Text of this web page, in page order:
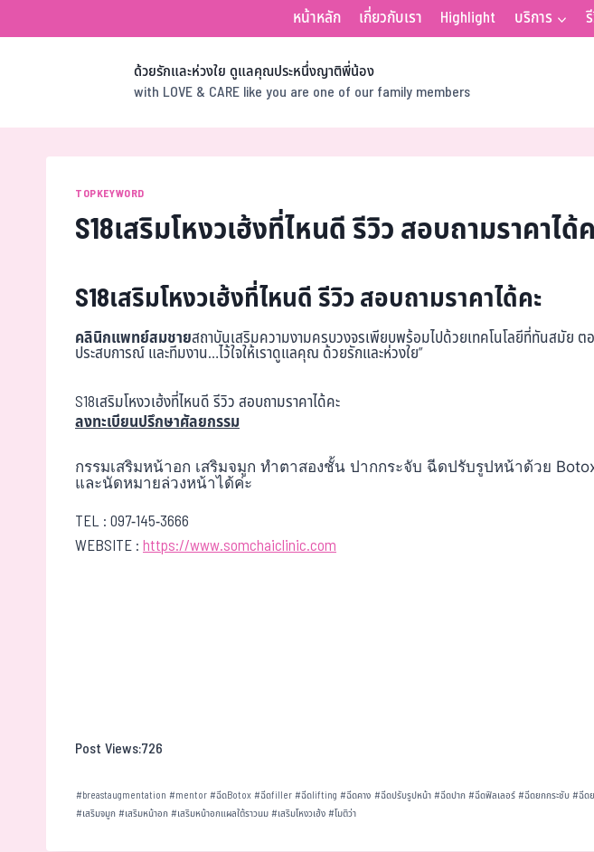
หน้าหลัก เกี่ยวกับเรา Highlight บริการ
ด้วยรักและห่วงใย ดูแลคุณประหนึ่งญาติพี่น้อง
with LOVE & CARE like you are one of our family members
TOPKEYWORD
S18เสริมโหงวเฮ้งที่ไหนดี รีวิว สอบถามราคาได้
S18เสริมโหงวเฮ้งที่ไหนดี รีวิว สอบถามราคาได้คะ
คลินิกแพทย์สมชายสถาบันเสริมความงามครบวงจรเพียบพร้อมไปด้วยเทคโนโลยีที่ทันสมัย
ประสบการณ์ และทีมงาน…ไว้ใจให้เราดูแลคุณ ด้วยรักและห่วงใย”
S18เสริมโหงวเฮ้งที่ไหนดี รีวิว สอบถามราคาได้คะ
ลงทะเบียนปรึกษาศัลยกรรม
กรรมเสริมหน้าอก เสริมจมูก ทำตาสองชั้น ปากกระจับ ฉีดปรับรูปหน้าด้วย
และนัดหมายล่วงหน้าได้ค่ะ
TEL :097-145-3666
WEBSITE :https://www.somchaiclinic.com
Post Views:726
#breastaugmentation #mentor#ฉีดBotox#ฉีดfiller#ฉีดlifting #ฉีดคาง #ฉีดปรับรูปหน้า #ฉีดปาก#ฉีดฟิลเลอร์#ฉีดยกกระชับ#ฉีด
#เสริมจมูก#เสริมหน้าอก#เสริมหน้าอกแผลใต้ราวนม#เสริมโหงวเฮ้ง#โมติว่า